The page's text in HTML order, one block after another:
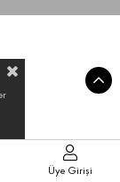
Üye Girişi